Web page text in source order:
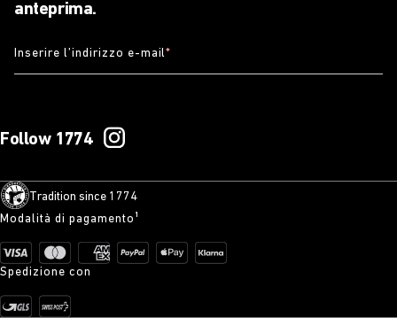
anteprima.
Inserire l’indirizzo e-mail*
Follow 1774
Tradition since 1774
Modalità di pagamento¹
Spedizione con